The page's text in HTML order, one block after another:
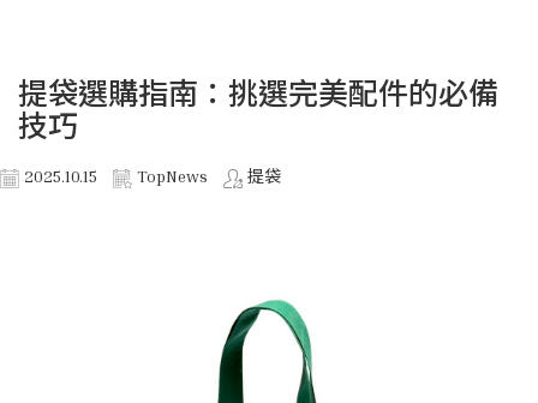
提袋選購指南：挑選完美配件的必備
技巧
2025.10.15 TopNews 提袋